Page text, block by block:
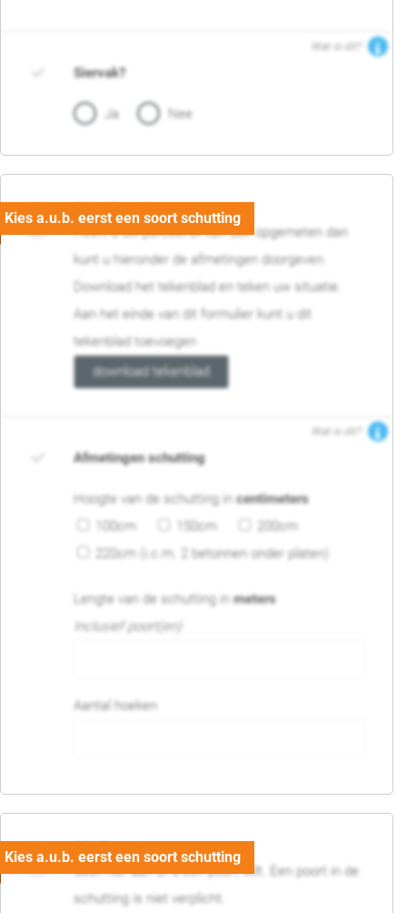
Wat is dit?
Siervak?
Ja Nee
04. Afmetingen
Heeft u uw perceel of tuin zelf opgemeten dan
kunt u hieronder de afmetingen doorgeven.
Download het tekenblad en teken uw situatie.
Aan het einde van dit formulier kunt u dit
tekenblad toevoegen
download tekenblad
Wat is dit?
Afmetingen schutting
Hoogte van de schutting incentimeters
100cm
150cm
200cm
220cm (i.c.m. 2 betonnen onder platen)
Lengte van de schutting inmeters
Inclusief poort(en)
Aantal hoeken
05. Poort
Geef hier aan of u een poort wilt. Een poort in de
schutting is niet verplicht.